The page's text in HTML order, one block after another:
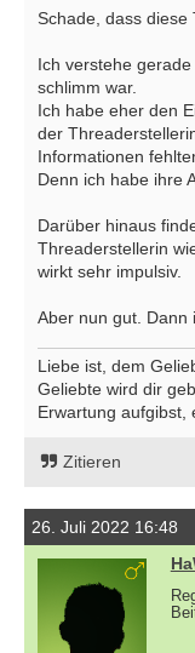
Schade, dass diese
Ich verstehe
schlimm war.
Ich habe eher den
der
Informationen
Denn ich habe ihre
Darüber hinaus
Threaderstellerin
wirkt sehr impulsiv.
Aber nun gut. Dann
Liebe ist, dem
Geliebte wird dir
Erwartung aufgibst,
Zitieren
26. Juli 2022 16:48